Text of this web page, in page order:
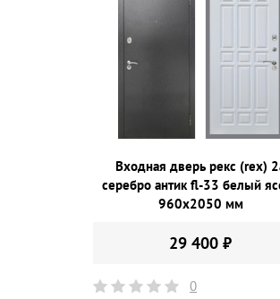
Входная дверь рекс (rex)
серебро антик fl-33 белый
960х2050 мм
29 400 ₽
0